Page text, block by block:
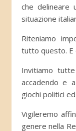
che delineare
situazione
Riteniamo
tutto questo. E
Invitiamo
accadendo e
giochi politici
Vigileremo
genere nella